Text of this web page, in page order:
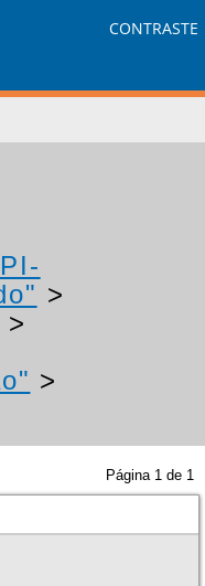
CONTRASTE
>
>
>
Página 1 de 1